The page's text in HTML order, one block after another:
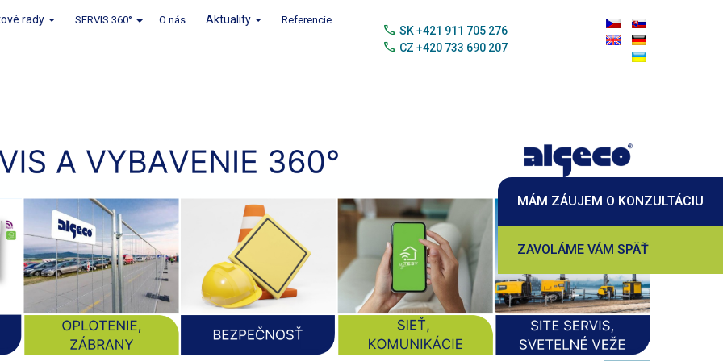
MÁM ZÁUJEM O KONZULTÁCIU
ZAVOLÁME VÁM SPÄŤ
rady SERVIS 360° O nás Aktuality Referencie
call SK +421 911 705 276
call CZ +420 733 690 207